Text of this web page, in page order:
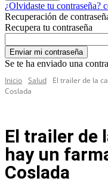
¿Olvidaste tu contraseña?
Recuperación de
Recupera tu contraseña
Se te ha enviado una
Inicio Salud
El trailer de la
Coslada
El trailer de
hay un
Coslada